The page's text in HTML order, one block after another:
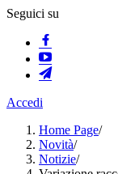
Seguici su
Accedi
Home Page/
Novità/
Notizie/